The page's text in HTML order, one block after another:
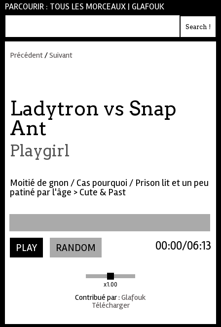
PARCOURIR : TOUS LES MORCEAUX | GLAFOUK
Précédent/Suivant
Ladytron vs Snap
Ant
Playgirl
Moitié de gnon / Cas pourquoi / Prison lit et un peu
patiné par l'âge > Cute & Past
PLAY RANDOM
x1.00
06:13
00:00
Contribué par: Glafouk
Télécharger